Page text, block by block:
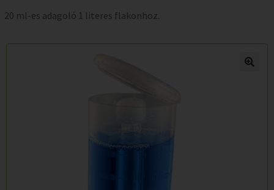
20 ml-es adagoló 1 literes flakonhoz.